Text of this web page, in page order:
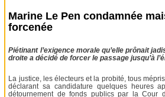
Marine Le Pen condamnée
forcenée
Piétinant l’exigence morale qu’elle prônait
droite a décidé de forcer le passage jusqu’à
La justice, les électeurs et la probité, tous
déclarant sa candidature quelques heures
détournement de fonds publics par la Cour